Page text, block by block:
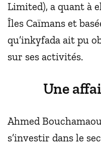
Limited), a quant à
Îles Caïmans et
qu’inkyfada ait pu
sur ses activités.
Une
Ahmed
s’investir dans le